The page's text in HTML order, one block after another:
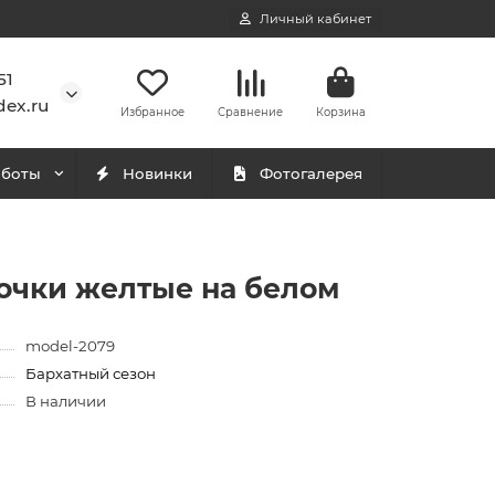
Личный кабинет
Избранное Сравнение Корзина
Новинки Фотогалерея
желтые на белом
model-2079
Бархатный сезон
В наличии